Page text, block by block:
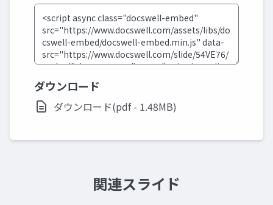
ダウンロード
ダウンロード(pdf - 1.48MB)
関連スライド